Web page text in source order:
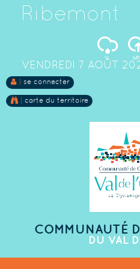
Ribemont
%
VENDREDI 7 AOÛT
se connecter
carte du territoire
COMMUNAUTÉ
DU VAL